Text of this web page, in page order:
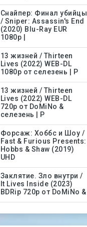
Снайпер: Финал убийцы
/ Sniper: Assassin's End
(2020) Blu-Ray EUR
1080p |
13 жизней / Thirteen
Lives (2022) WEB-DL
1080p от селезень | P
13 жизней / Thirteen
Lives (2022) WEB-DL
720p от DoMiNo &
селезень | P
Форсаж: Хоббс и Шоу /
Fast & Furious Presents:
Hobbs & Shaw (2019)
UHD
Заклятие. Зло внутри /
It Lives Inside (2023)
BDRip 720p от DoMiNo &